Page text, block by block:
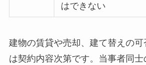
はできない
建物の賃貸や売却、建て替えの
は契約内容次第です。当事者同